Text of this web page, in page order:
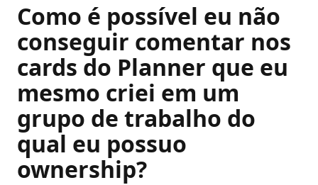
Como é possível eu não
conseguir comentar nos
cards do Planner que eu
mesmo criei em um
grupo de trabalho do
qual eu possuo
ownership?